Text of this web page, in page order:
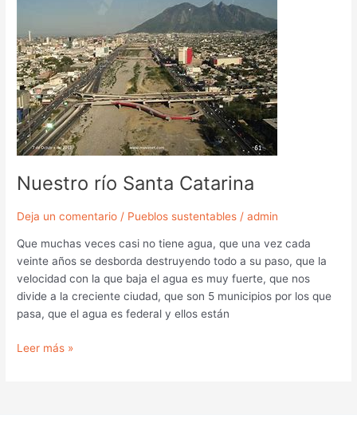
Nuestro río Santa Catarina
Deja un comentario / Pueblos sustentables /admin
Que muchas veces casi no tiene agua, que una vez cada
veinte años se desborda destruyendo todo a su paso, que la
velocidad con la que baja el agua es muy fuerte, que nos
divide a la creciente ciudad, que son 5 municipios por los que
pasa, que el agua es federal y ellos están
Catarina
Leer más »